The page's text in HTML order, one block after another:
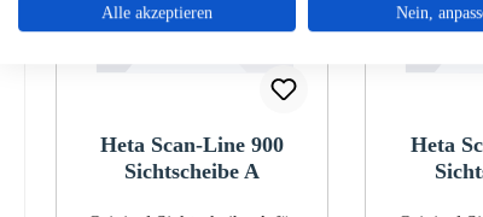
Heta Scan-Line 900
Sichtscheibe A
Heta
Alle akzeptieren Nein,